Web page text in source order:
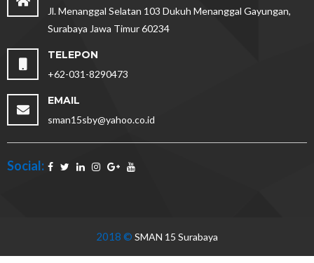
Jl. Menanggal Selatan 103 Dukuh Menanggal Gayungan,
Surabaya Jawa Timur 60234
TELEPON
+62-031-8290473
EMAIL
sman15sby@yahoo.co.id
Social:
2018 © SMAN 15 Surabaya